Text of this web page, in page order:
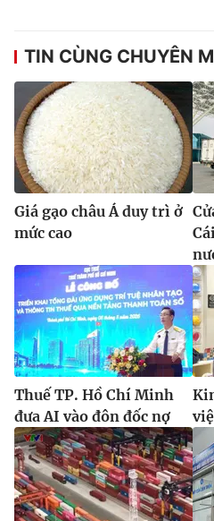
TIN CÙNG CHUYÊN
Giá gạo châu Á duy trì ở
mức cao
Thuế TP. Hồ Chí Minh
đưa AI vào đôn đốc nợ